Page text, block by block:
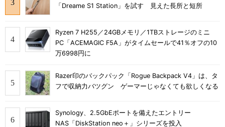
「Dreame S1 Station」を試す 見えた長所と短所
Ryzen 7 H255／24GBメモリ／1TBストレージのミニ
PC「ACEMAGIC F5A」がタイムセールで41％オフの10
万6998円に
Razer印のバックパック「Rogue Backpack V4」は、タ
フで収納力バツグン ゲーマーじゃなくても欲しくなる
Synology、2.5GbEポートを備えたエントリー
NAS「DiskStation neo＋」シリーズを投入